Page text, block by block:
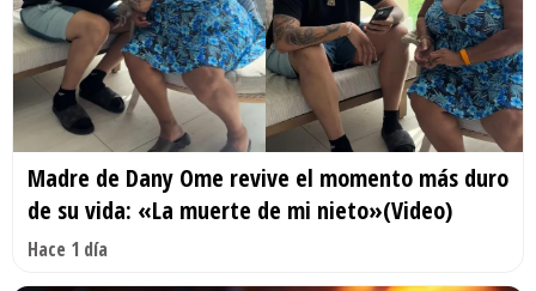
Madre de Dany Ome revive el momento más duro
de su vida: «La muerte de mi nieto»(Video)
Hace 1 día